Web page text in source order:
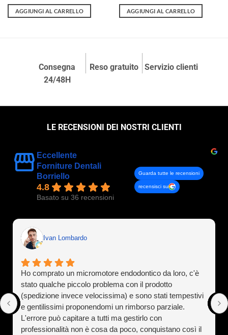
AGGIUNGI AL CARRELLO AGGIUNGI AL CARRELLO
Consegna
24/48H
Reso gratuito Servizio clienti
LE RECENSIONI DEI NOSTRI CLIENTI
Eccellente
Forniture Dentali
Borriello
4.8
Basato su 36 recensioni
Guarda tutte le recensioni
recensisci su
Ivan Lombardo
Ho comprato un micromotore endodontico da loro, c'è
stato qualche piccolo problema con il prodotto
(spedizione invece velocissima) e sono stati tempestivi
e gentilissimi proponendomi un rimborso parziale.
L'errore può capitare a tutti ma gestirlo con
professionalità non è cosa da poco, conquistano così il